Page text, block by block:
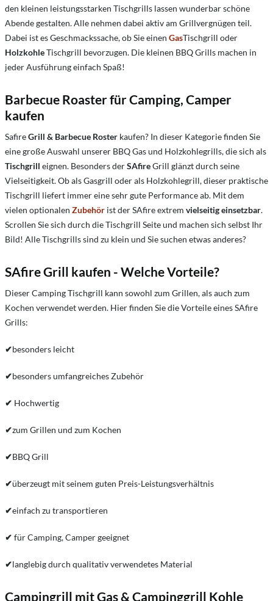
den kleinen leistungsstarken Tischgrills lassen wunderbar schöne
Abende gestalten. Alle nehmen dabei aktiv am Grillvergnügen teil.
Dabei ist es Geschmackssache, ob Sie einen GasTischgrill oder
HolzkohleTischgrill bevorzugen. Die kleinen BBQ Grills machen in
jeder Ausführung einfach Spaß!
Barbecue Roaster für Camping, Camper
kaufen
SafireGrill & Barbecue Roster kaufen? In dieser Kategorie finden Sie
eine große Auswahl unserer BBQ Gas und Holzkohlegrills, die sich als
Tischgrill eignen. Besonders derSAfireGrill glänzt durch seine
Vielseitigkeit. Ob als Gasgrill oder als Holzkohlegrill, dieser praktische
Tischgrill liefert immer eine sehr gute Performance ab. Mit dem
vielen optionalen Zubehör ist der SAfire extrem vielseitig einsetzbar.
Scrollen Sie sich durch die Tischgrill Seite und machen sich selbst Ihr
Bild! Alle Tischgrills sind zu klein und Sie suchen etwas anderes?
SAfire Grill kaufen - Welche Vorteile?
Dieser Camping Tischgrill kann sowohl zum Grillen, als auch zum
Kochen verwendet werden. Hier finden Sie die Vorteile eines SAfire
Grills:
✔be­son­ders leicht
✔be­son­ders um­fang­rei­ches Zubehör
✔ Hochwertig
✔zum Grillen und zum Kochen
✔BBQ Grill
✔überzeugt mit seinem guten Preis-Leistungsverhältnis
✔einfach zu transportieren
✔ für Camping, Camper geeignet
✔langlebig durch qualitativ verwendetes Material
Campingrill mit Gas & Campinggrill Kohle